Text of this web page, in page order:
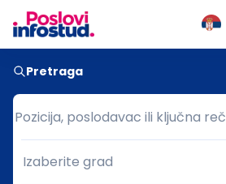
Pretraga
Pozicija, poslodavac ili ključna reč
Pozicija, poslodavac ili ključna reč
Grad
Izaberite grad